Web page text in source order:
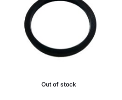
Out of stock